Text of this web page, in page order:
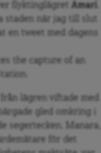
flyktinglägret Amari
staden när jag till slut
en tweet med dagens
the capture of an
lägren viftade med
gled omkring i
segertecken. Manara,
för det